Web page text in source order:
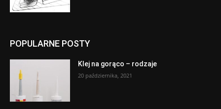
POPULARNE POSTY
Klej na gorąco – rodzaje
20 października, 2021